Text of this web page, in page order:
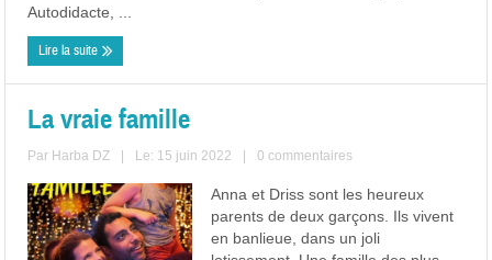
Autodidacte, ...
Lire la suite
La vraie famille
Par Harba DZ Le: 15 juin 2022 0 commentaires
Anna et Driss sont les heureux
parents de deux garçons. Ils vivent
en banlieue, dans un joli